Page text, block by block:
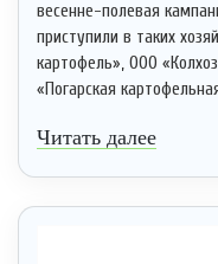
весенне-полевая
приступили в таких
картофель», ООО
«Погарская
Читать далее